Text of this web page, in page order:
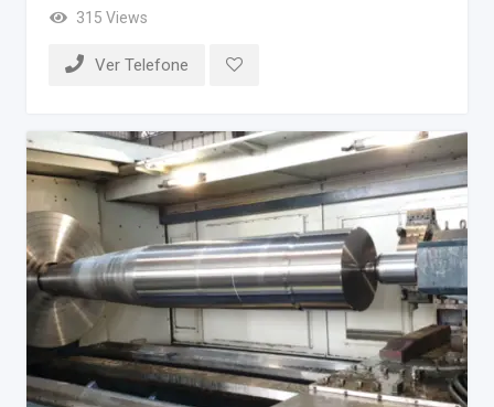
315 Views
Ver Telefone